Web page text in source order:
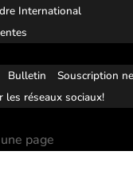
International
Bulletin
Souscription
les réseaux sociaux!
page